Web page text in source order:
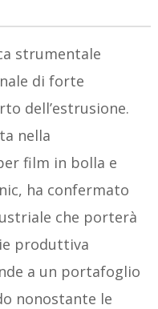
strumentale
di forte
dell’estrusione.
nella
film in bolla e
ha confermato
che porterà
produttiva
a un portafoglio
nonostante le